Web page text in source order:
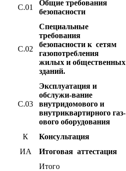
С.01
Общие требования
безопасности
С.02
Специальные
требования
безопасности к сетям
газопотребления
жилых и общественных
зданий.
С.03
Эксплуатация и
обслужи-вание
внутридомового и
внутриквартирного газ-
ового оборудования
К Консультация
ИА
Итоговая аттестация
Итого